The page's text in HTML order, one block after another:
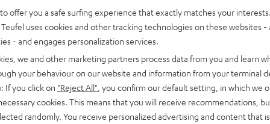
offer you a safe surfing experience that exactly matches your
uses cookies and other tracking technologies on these websites -
- and engages personalization services.
we and other marketing partners process data from you and learn
your behaviour on our website and information from your terminal
If you click on "Reject All" , you confirm our default setting, in which we
cookies. This means that you will receive recommendations,
randomly. You receive personalized advertising and content that